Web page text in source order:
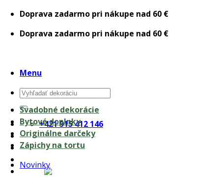
Skip
content
Doprava zadarmo pri nákupe nad 60 €
Doprava zadarmo pri nákupe nad 60 €
Menu
Hľadať:
+421 915 412 146
0,00€
Svadobné dekorácie
Bytové doplnky
Originálne darčeky
Zápichy na tortu
Novinky